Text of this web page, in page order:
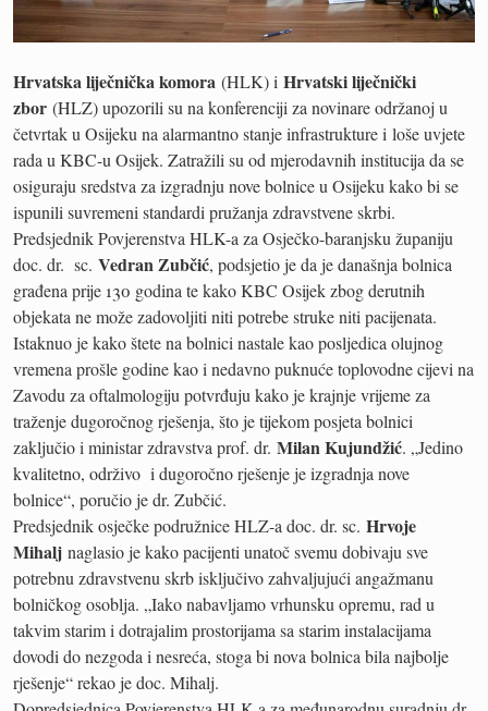
Hrvatska liječnička komora (HLK) i Hrvatski liječnički
zbor (HLZ) upozorili su na konferenciji za novinare održanoj u
četvrtak u Osijeku na alarmantno stanje infrastrukture i loše uvjete
rada u KBC-u Osijek. Zatražili su od mjerodavnih institucija da se
osiguraju sredstva za izgradnju nove bolnice u Osijeku kako bi se
ispunili suvremeni standardi pružanja zdravstvene skrbi.
Predsjednik Povjerenstva HLK-a za Osječko-baranjsku županiju
doc. dr. sc. Vedran Zubčić, podsjetio je da je današnja bolnica
građena prije 130 godina te kako KBC Osijek zbog derutnih
objekata ne može zadovoljiti niti potrebe struke niti pacijenata.
Istaknuo je kako štete na bolnici nastale kao posljedica olujnog
vremena prošle godine kao i nedavno puknuće toplovodne cijevi na
Zavodu za oftalmologiju potvrđuju kako je krajnje vrijeme za
traženje dugoročnog rješenja, što je tijekom posjeta bolnici
zaključio i ministar zdravstva prof. dr. Milan Kujundžić. „Jedino
kvalitetno, održivo i dugoročno rješenje je izgradnja nove
bolnice“, poručio je dr. Zubčić.
Predsjednik osječke podružnice HLZ-a doc. dr. sc. Hrvoje
Mihalj naglasio je kako pacijenti unatoč svemu dobivaju sve
potrebnu zdravstvenu skrb isključivo zahvaljujući angažmanu
bolničkog osoblja. „Iako nabavljamo vrhunsku opremu, rad u
takvim starim i dotrajalim prostorijama sa starim instalacijama
dovodi do nezgoda i nesreća, stoga bi nova bolnica bila najbolje
rješenje“ rekao je doc. Mihalj.